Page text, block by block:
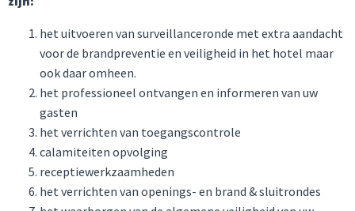
het uitvoeren van surveillanceronde met extra aandacht
voor de brandpreventie en veiligheid in het hotel maar
ook daar omheen.
het professioneel ontvangen en informeren van uw
gasten
het verrichten van toegangscontrole
calamiteiten opvolging
receptiewerkzaamheden
het verrichten van openings- en brand & sluitrondes